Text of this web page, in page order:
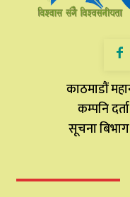
काठमाडौं
कम्पनि
सूचना